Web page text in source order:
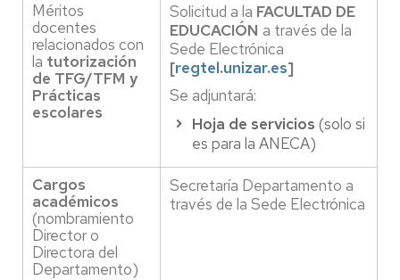
Méritos
docentes
relacionados con
la tutorización
de TFG/TFM y
Prácticas
escolares
Solicitud a la FACULTAD DE
EDUCACIÓN a través de la
Sede Electrónica
[regtel.unizar.es]
Se adjuntará:
Hoja de servicios (solo si
es para la ANECA)
Cargos
académicos
(nombramiento
Director o
Directora del
Departamento)
Secretaría Departamento a
través de la Sede Electrónica